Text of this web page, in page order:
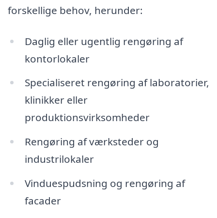
forskellige behov, herunder:
Daglig eller ugentlig rengøring af
kontorlokaler
Specialiseret rengøring af laboratorier,
klinikker eller
produktionsvirksomheder
Rengøring af værksteder og
industrilokaler
Vinduespudsning og rengøring af
facader